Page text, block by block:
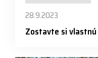
28.9.2023
Zostavte si vlastnú